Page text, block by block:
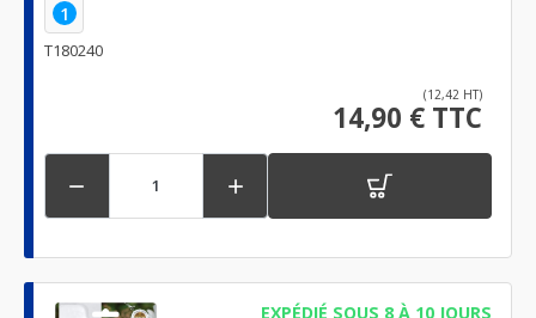
1
T180240
(12,42 HT)
14,90 € TTC
 
EXPÉDIÉ SOUS 8 À 10 JOURS